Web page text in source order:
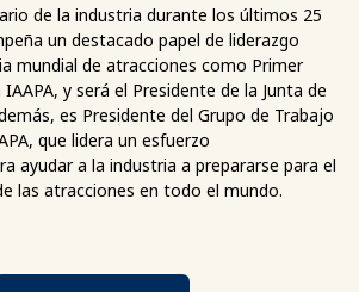
de la industria durante los últimos 25
un destacado papel de liderazgo
mundial de atracciones como Primer
y será el Presidente de la Junta de
es Presidente del Grupo de Trabajo
que lidera un esfuerzo
ayudar a la industria a prepararse para el
las atracciones en todo el mundo.